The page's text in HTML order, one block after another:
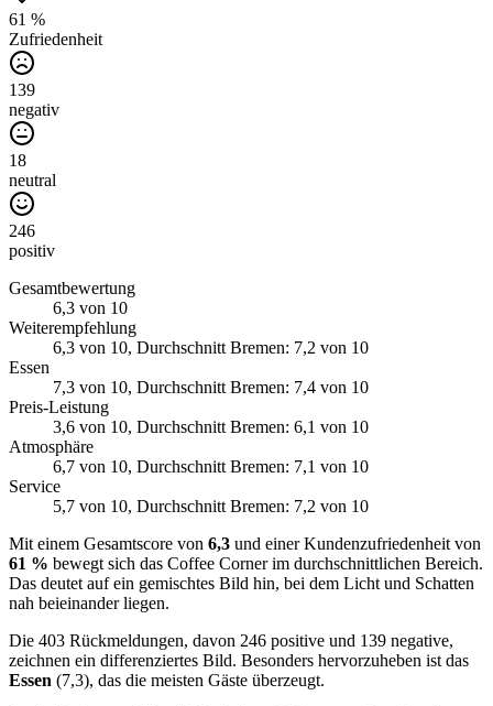
61 %
Zufriedenheit
139
negativ
18
neutral
246
positiv
Gesamtbewertung
6,3 von 10
Weiterempfehlung
6,3 von 10, Durchschnitt Bremen: 7,2 von 10
Essen
7,3 von 10, Durchschnitt Bremen: 7,4 von 10
Preis-Leistung
3,6 von 10, Durchschnitt Bremen: 6,1 von 10
Atmosphäre
6,7 von 10, Durchschnitt Bremen: 7,1 von 10
Service
5,7 von 10, Durchschnitt Bremen: 7,2 von 10
Mit einem Gesamtscore von 6,3 und einer Kundenzufriedenheit von
61 % bewegt sich das Coffee Corner im durchschnittlichen Bereich.
Das deutet auf ein gemischtes Bild hin, bei dem Licht und Schatten
nah beieinander liegen.
Die 403 Rückmeldungen, davon 246 positive und 139 negative,
zeichnen ein differenziertes Bild. Besonders hervorzuheben ist das
Essen (7,3), das die meisten Gäste überzeugt.